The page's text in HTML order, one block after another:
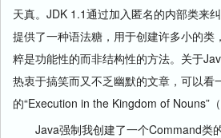
天真。JDK 1.1通过加入匿名的内部类来
提供了一种语法糖，用于创建许多小的类
粹是功能性的而非结构性的方法。关于
热衷于搞笑而又不乏幽默的文章，可以看
的“Execution in the Kingdom of Nouns”
Java强制我创建了一个Command类